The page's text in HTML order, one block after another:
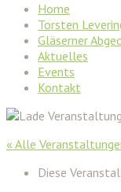
Home
Torsten
Gläserner
Aktuelles
Events
Kontakt
« Alle
Diese